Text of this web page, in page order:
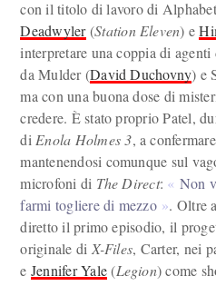
con il titolo di lavoro di
Deadwyler(Station Eleven) e
interpretare una coppia di
da Mulder (David Duchovny) e
ma con una buona dose di
credere. È stato proprio Patel,
di Enola Holmes 3, a
mantenendosi comunque sul
microfoni di The Direct:
Non
farmi togliere di mezzo
. Oltre
diretto il primo episodio, il
originale di X-Files, Carter, nei
e Jennifer Yale(Legion) come